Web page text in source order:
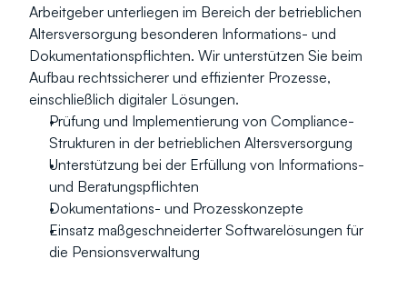
Arbeitgeber unterliegen im Bereich der betrieblichen
Altersversorgung besonderen Informations- und
Dokumentationspflichten. Wir unterstützen Sie beim
Aufbau rechtssicherer und effizienter Prozesse,
einschließlich digitaler Lösungen.
Prüfung und Implementierung von Compliance-
Strukturen in der betrieblichen Altersversorgung
Unterstützung bei der Erfüllung von Informations-
und Beratungspflichten
Dokumentations- und Prozesskonzepte
Einsatz maßgeschneiderter Softwarelösungen für
die Pensionsverwaltung